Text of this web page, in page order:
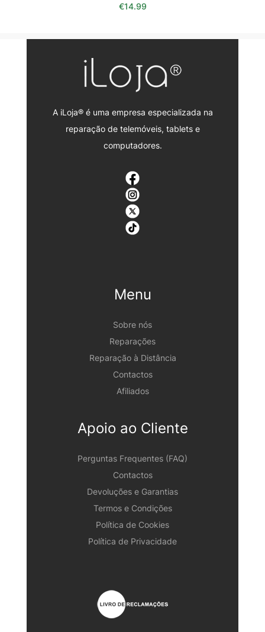
€14.99
A iLoja® é uma empresa especializada na
reparação de telemóveis, tablets e
computadores.
Menu
Sobre nós
Reparações
Reparação à Distância
Contactos
Afiliados
Apoio ao Cliente
Perguntas Frequentes (FAQ)
Contactos
Devoluções e Garantias
Termos e Condições
Política de Cookies
Política de Privacidade